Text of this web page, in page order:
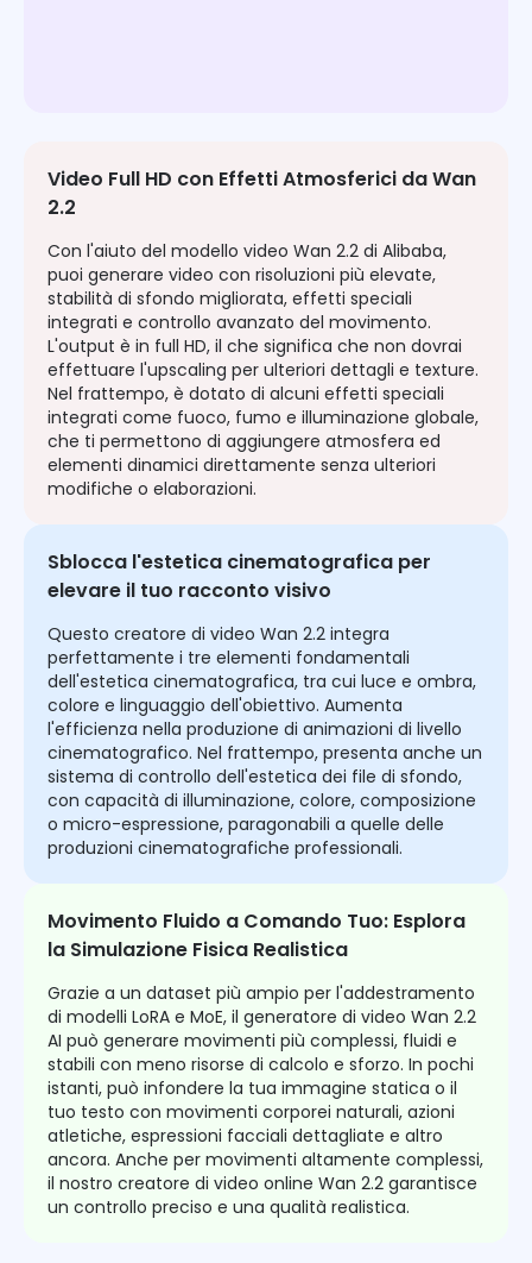
Video Full HD con Effetti Atmosferici da Wan
2.2
Con l'aiuto del modello video Wan 2.2 di Alibaba,
puoi generare video con risoluzioni più elevate,
stabilità di sfondo migliorata, effetti speciali
integrati e controllo avanzato del movimento.
L'output è in full HD, il che significa che non dovrai
effettuare l'upscaling per ulteriori dettagli e texture.
Nel frattempo, è dotato di alcuni effetti speciali
integrati come fuoco, fumo e illuminazione globale,
che ti permettono di aggiungere atmosfera ed
elementi dinamici direttamente senza ulteriori
modifiche o elaborazioni.
Sblocca l'estetica cinematografica per
elevare il tuo racconto visivo
Questo creatore di video Wan 2.2 integra
perfettamente i tre elementi fondamentali
dell'estetica cinematografica, tra cui luce e ombra,
colore e linguaggio dell'obiettivo. Aumenta
l'efficienza nella produzione di animazioni di livello
cinematografico. Nel frattempo, presenta anche un
sistema di controllo dell'estetica dei file di sfondo,
con capacità di illuminazione, colore, composizione
o micro-espressione, paragonabili a quelle delle
produzioni cinematografiche professionali.
Movimento Fluido a Comando Tuo: Esplora
la Simulazione Fisica Realistica
Grazie a un dataset più ampio per l'addestramento
di modelli LoRA e MoE, il generatore di video Wan 2.2
AI può generare movimenti più complessi, fluidi e
stabili con meno risorse di calcolo e sforzo. In pochi
istanti, può infondere la tua immagine statica o il
tuo testo con movimenti corporei naturali, azioni
atletiche, espressioni facciali dettagliate e altro
ancora. Anche per movimenti altamente complessi,
il nostro creatore di video online Wan 2.2 garantisce
un controllo preciso e una qualità realistica.